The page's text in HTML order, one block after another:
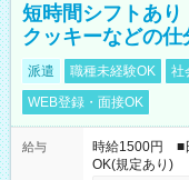
短時間シフトあり
クッキーなどの仕
派遣 職種未経験OK 社
WEB登録・面接OK
給与
時給1500円 ■
OK(規定あり)